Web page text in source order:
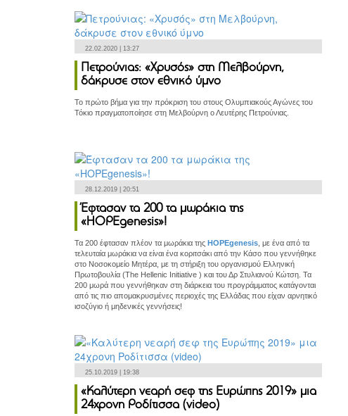
22.02.2020 | 13:27
Πετρούνιας: «Χρυσός» στη Μελβούρνη,
δάκρυσε στον εθνικό ύμνο
Το πρώτο βήμα για την πρόκριση του στους Ολυμπιακούς Αγώνες του
Τόκιο πραγματοποίησε στη Μελβούρνη ο Λευτέρης Πετρούνιας.
28.12.2019 | 20:51
Έφτασαν τα 200 τα μωράκια της
«HOPEgenesis»!
Τα 200 έφτασαν πλέον τα μωράκια της HOPEgenesis , με ένα από τα
τελευταία μωράκια να είναι ένα κοριτσάκι από την Κάσο που γεννήθηκε
στο Νοσοκομείο Μητέρα, με τη στήριξη του οργανισμού Ελληνική
Πρωτοβουλία (The Hellenic Initiative ) και του Δρ Στυλιανού Κώτση. Τα
200 μωρά που γεννήθηκαν στη διάρκεια του προγράμματος κατάγονται
από τις πιο απομακρυσμένες περιοχές της Ελλάδας που είχαν αρνητικό
ισοζύγιο ή μηδενικές γεννήσεις!
25.10.2019 | 19:38
«Καλύτερη νεαρή σεφ της Ευρώπης 2019» μια
24χρονη Ροδίτισσα (video)